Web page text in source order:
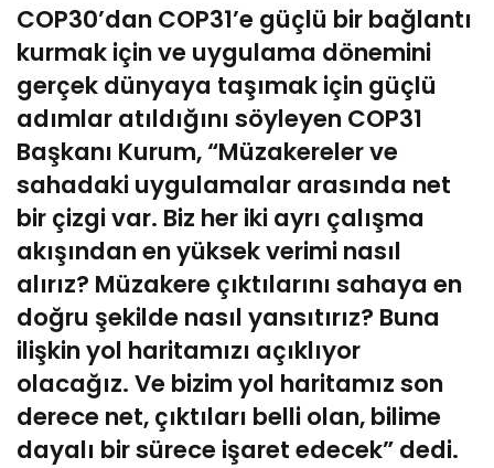
COP30’dan COP31’e güçlü bir bağlantı
kurmak için ve uygulama dönemini
gerçek dünyaya taşımak için güçlü
adımlar atıldığını söyleyen COP31
Başkanı Kurum, “Müzakereler ve
sahadaki uygulamalar arasında net
bir çizgi var. Biz her iki ayrı çalışma
akışından en yüksek verimi nasıl
alırız? Müzakere çıktılarını sahaya en
doğru şekilde nasıl yansıtırız? Buna
ilişkin yol haritamızı açıklıyor
olacağız. Ve bizim yol haritamız son
derece net, çıktıları belli olan, bilime
dayalı bir sürece işaret edecek” dedi.